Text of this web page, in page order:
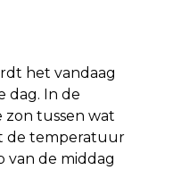
het vandaag
dag. In de
zon tussen wat
de temperatuur
van de middag